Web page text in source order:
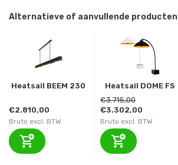
Alternatieve of aanvullende producten
Heatsail BEEM 230
€2.810,00
Bruto excl. BTW
Heatsail DOME FS
€3.715,00
€3.302,00
Bruto excl. BTW